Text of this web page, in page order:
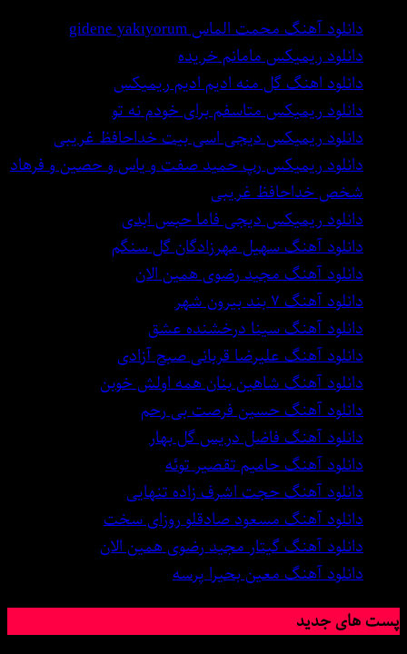
دانلود آهنگ محمت الماس gidene yakıyorum
دانلود ریمیکس مامانم خریده
دانلود اهنگ گل منه ادیم ادیم ریمیکس
دانلود ریمیکس متاسفم برای خودم نه تو
دانلود ریمیکس دیجی اسی بیت خداحافظ غریبی
دانلود ریمیکس رپ حمید صفت و یاس و حصین و فرهاد
شخص خداحافظ غریبی
دانلود ریمیکس دیجی فاما حبس ابدی
دانلود آهنگ سهیل مهرزادگان گل سنگم
دانلود آهنگ مجید رضوی همین الان
دانلود آهنگ ۷ بند بیرون شهر
دانلود آهنگ سینا درخشنده عشق
دانلود آهنگ علیرضا قربانی صبح آزادی
دانلود آهنگ شاهین بنان همه اولش خوبن
دانلود آهنگ حسین فرصت بی رحم
دانلود آهنگ فاضل دریس گل بهار
دانلود آهنگ حامیم تقصیر توئه
دانلود آهنگ حجت اشرف زاده تنهایی
دانلود آهنگ مسعود صادقلو روزای سخت
دانلود آهنگ گیتار مجید رضوی همین الان
دانلود آهنگ معین بحیرا پرسه
پست های جدید